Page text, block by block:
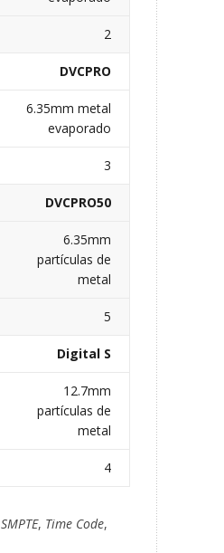
2
DVCPRO
6.35mm metal
evaporado
3
DVCPRO50
6.35mm
partículas de
metal
5
Digital S
12.7mm
partículas de
metal
4
SMPTE, Time Code,